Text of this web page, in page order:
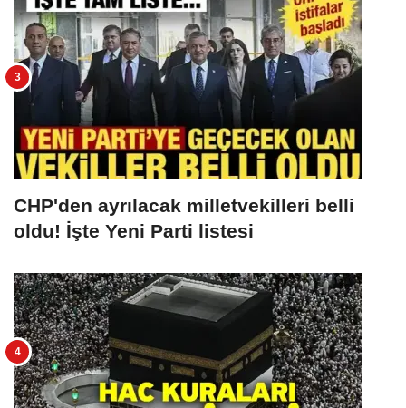
CHP'den ayrılacak milletvekilleri belli
oldu! İşte Yeni Parti listesi